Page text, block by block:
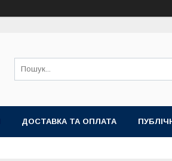
ДОСТАВКА ТА ОПЛАТА